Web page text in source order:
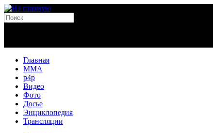
Главная
MMA
p4p
Видео
Фото
Досье
Энциклопедия
Трансляции